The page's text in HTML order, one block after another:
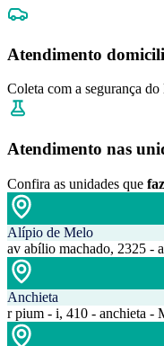
Atendimento
Coleta com a segurança
Atendimento nas
Confira as unidades que
Alípio de Melo
av abílio machado, 2325 -
Anchieta
r pium - i, 410 - anchieta -